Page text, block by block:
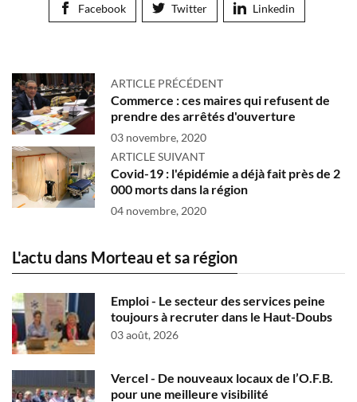
Facebook Twitter Linkedin
ARTICLE PRÉCÉDENT
Commerce : ces maires qui refusent de
prendre des arrêtés d'ouverture
03 novembre, 2020
ARTICLE SUIVANT
Covid-19 : l'épidémie a déjà fait près de 2
000 morts dans la région
04 novembre, 2020
L'actu dans Morteau et sa région
Emploi - Le secteur des services peine
toujours à recruter dans le Haut-Doubs
03 août, 2026
Vercel - De nouveaux locaux de l’O.F.B.
pour une meilleure visibilité